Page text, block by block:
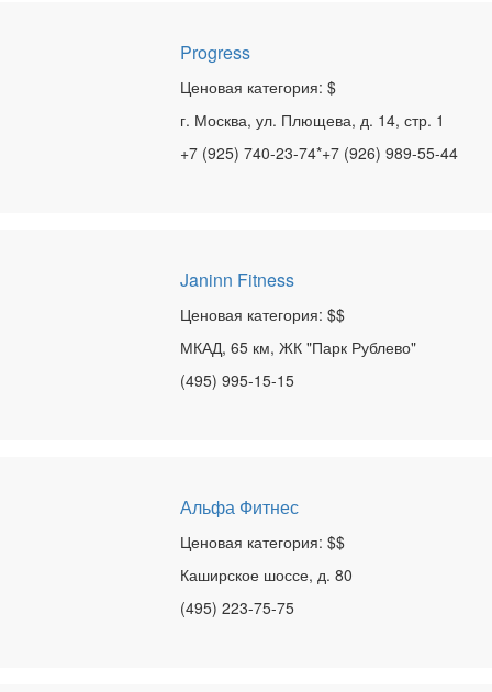
Progress
Ценовая категория: $
г. Москва, ул. Плющева, д. 14, стр. 1
+7 (925) 740-23-74*+7 (926) 989-55-44
Janinn Fitness
Ценовая категория: $$
МКАД, 65 км, ЖК "Парк Рублево"
(495) 995-15-15
Альфа Фитнес
Ценовая категория: $$
Каширское шоссе, д. 80
(495) 223-75-75